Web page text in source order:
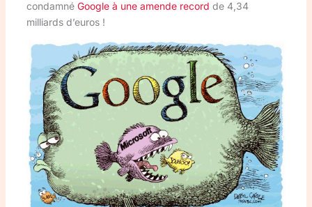
condamné Google à une amende record de 4,34
milliards d’euros !